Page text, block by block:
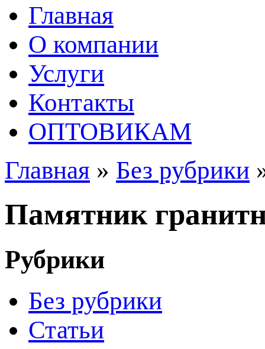
Главная
О компании
Услуги
Контакты
ОПТОВИКАМ
Главная » Без рубрики
Памятник
Рубрики
Без рубрики
Статьи